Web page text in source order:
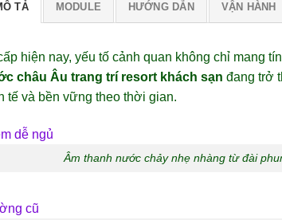
TẢ MODULE HƯỚNG DẪN VẬN HÀNH
hiện nay, yếu tố cảnh quan không chỉ mang
châu Âu trang trí resort khách sạn đang trở
tế và bền vững theo thời gian.
Âm thanh nước chảy nhẹ nhàng từ đài